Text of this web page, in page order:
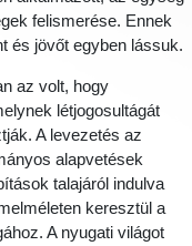
felismerése. Ennek
és jövőt egyben lássuk.
az volt, hogy
létjogosultágát
A levezetés az
alapvetések
talajáról indulva
keresztül a
A nyugati világot